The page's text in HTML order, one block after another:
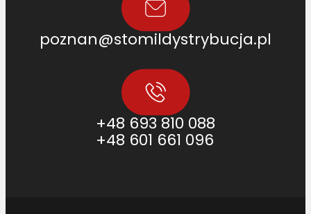
poznan@stomildystrybucja.pl
+48 693 810 088
+48 601 661 096